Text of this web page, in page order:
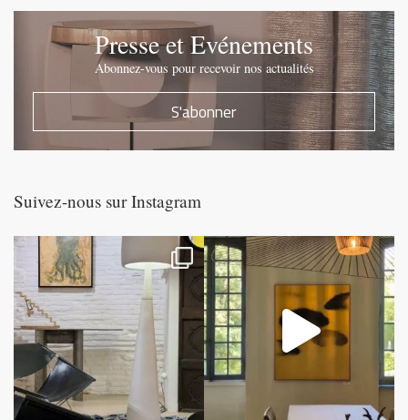
Presse et Evénements
Abonnez-vous pour recevoir nos actualités
S'abonner
Suivez-nous sur Instagram